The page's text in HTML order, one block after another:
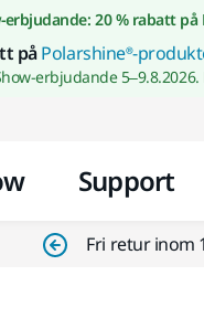
erbjudande: 20 % rabatt
påPolarshine®-
erbjudande
Support
Fri retur inom